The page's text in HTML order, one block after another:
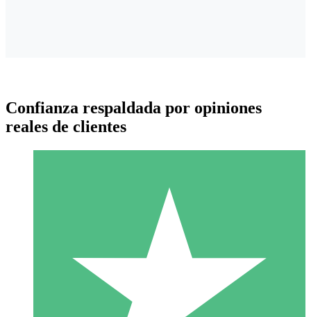
Paquetes de Créditos Individuales
Paga según el uso con créditos de descarga. Sin compromiso
Confianza respaldada por opiniones
reales de clientes